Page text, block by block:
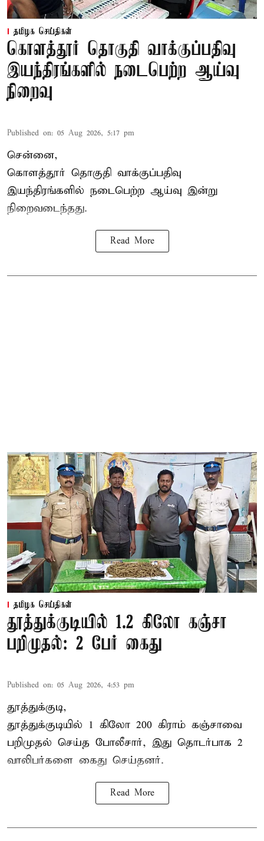
தமிழக செய்திகள்
கொளத்தூர் தொகுதி வாக்குப்பதிவு
இயந்திரங்களில் நடைபெற்ற ஆய்வு
நிறைவு
Published on: 05 Aug 2026, 5:17 pm
சென்னை,
கொளத்தூர் தொகுதி வாக்குப்பதிவு
இயந்திரங்களில் நடைபெற்ற ஆய்வு இன்று
நிறைவடைந்தது.
Read More
தமிழக செய்திகள்
தூத்துக்குடியில் 1.2 கிலோ கஞ்சா
பறிமுதல்: 2 பேர் கைது
Published on: 05 Aug 2026, 4:53 pm
தூத்துக்குடி,
தூத்துக்குடியில் 1 கிலோ 200 கிராம் கஞ்சாவை
பறிமுதல் செய்த போலீசார், இது தொடர்பாக 2
வாலிபர்களை கைது செய்தனர்.
Read More